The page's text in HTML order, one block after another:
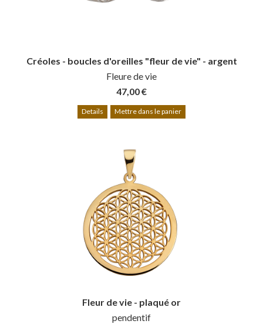
Créoles - boucles d'oreilles "fleur de vie" - argent
Fleure de vie
47,00 €
Details Mettre dans le panier
Fleur de vie - plaqué or
pendentif